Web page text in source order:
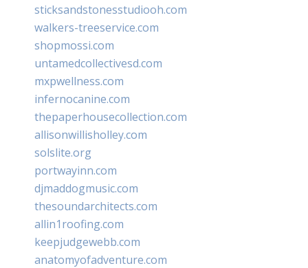
sticksandstonesstudiooh.com
walkers-treeservice.com
shopmossi.com
untamedcollectivesd.com
mxpwellness.com
infernocanine.com
thepaperhousecollection.com
allisonwillisholley.com
solslite.org
portwayinn.com
djmaddogmusic.com
thesoundarchitects.com
allin1roofing.com
keepjudgewebb.com
anatomyofadventure.com